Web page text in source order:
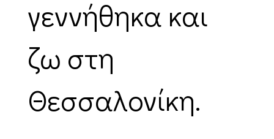
γεννήθηκα και
ζω στη
Θεσσαλονίκη.